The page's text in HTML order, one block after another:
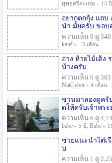
ยุทธศรีสะเกษ - 13 ปี
อยากตกกุ้ง แถบ
นำ มั้ยครับ ขอ
ความเห็น 0 ดู 340
kaiคับ - 3 เดือน
อ่าง ห้วยไม้เต็ง
บ้างครับ
ความเห็น 0 ดู 383
NatCyber - 4 เดือน
ชวนมาลองดูครั
ดให้ครับเจ้าพร
ความเห็น 6 ดู
babe - 5 ปี , Babe -
ช่วยแนะนำไต๋เ
บ
ความเห็น 1 ดู